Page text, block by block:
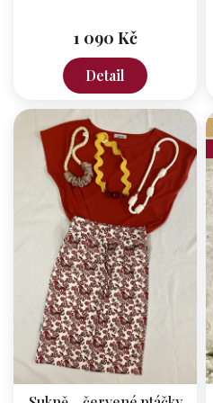
1 090 Kč
Detail